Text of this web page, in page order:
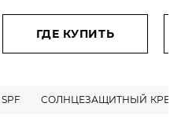
ГДЕ КУПИТЬ
СОЛНЦЕЗАЩИТНЫЙ КРЕМ